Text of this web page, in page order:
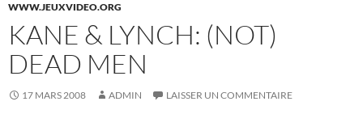
WWW.JEUXVIDEO.ORG
KANE & LYNCH: (NOT)
DEAD MEN
17 MARS 2008 ADMIN LAISSER UN COMMENTAIRE